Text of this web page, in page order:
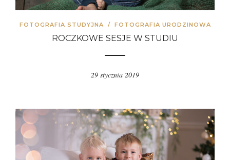
FOTOGRAFIA STUDYJNA / FOTOGRAFIA URODZINOWA
ROCZKOWE SESJE W STUDIU
29 stycznia 2019